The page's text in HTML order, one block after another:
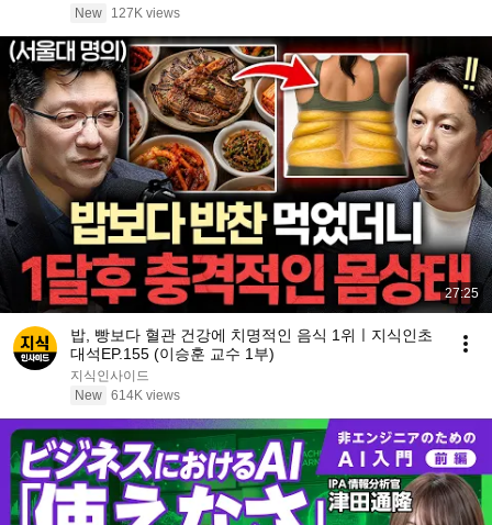
New
127K views
27:25
밥, 빵보다 혈관 건강에 치명적인 음식 1위ㅣ지식인초
대석EP.155 (이승훈 교수 1부)
지식인사이드
New 614K views